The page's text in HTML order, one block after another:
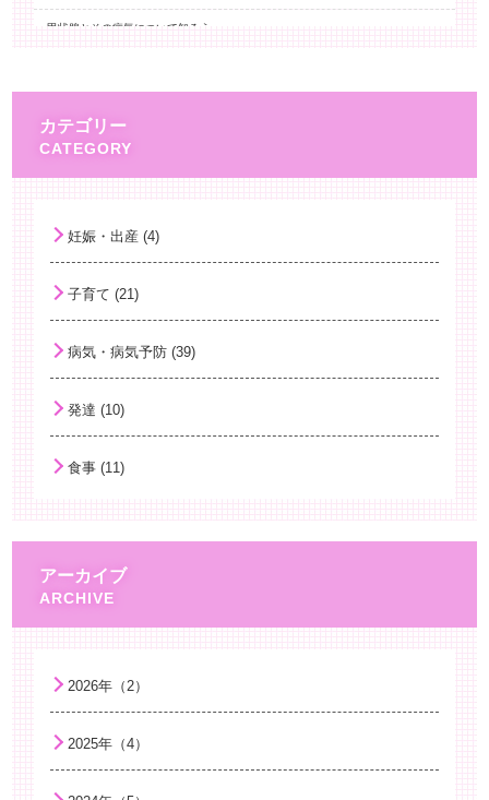
甲状腺とその病気について知ろう
ノロウイルス 嘔吐への対応
身長と思春期
子どもの夏バテ
手洗いと子どもの健康
小児のレストレスレッグス症候群（むずむず脚症候群）と睡眠障害について
子どもと海外旅行
がんばり過ぎない子育て
薬剤耐性て何？
麻しん（はしか）
子どもと学校
カテゴリー
妊娠・出産 (4)
子育て (21)
病気・病気予防 (39)
発達 (10)
食事 (11)
アーカイブ
2026年（2）
2025年（4）